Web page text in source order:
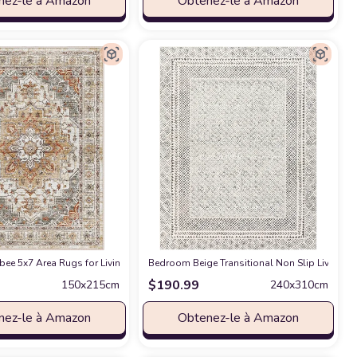
x 7', Taupechez Amazon
5x7 Area Rugs for Living Room,Stain Resistant Washable Rug,Non-Slip
150x215cm
le à Amazon
Bedroom ‎Beige ‎Transitional ‎Non Slip ‎Living
$190.99 240x310cm
Obtenez-le à Amazon